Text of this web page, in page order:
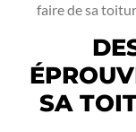
faire de sa
SA